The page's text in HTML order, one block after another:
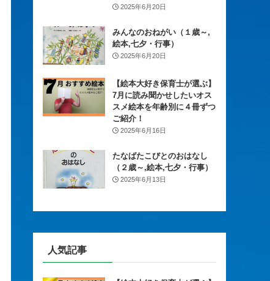
2025年6月20日
みんなのおねがい（１歳～,
絵本,七夕・行事）
2025年6月20日
【絵本大好き保育士が選ぶ】
7月に読み聞かせしたいオス
スメ絵本を年齢別に４冊ずつ
ご紹介！
2025年6月16日
たなばたこびとのおはなし
（２歳～,絵本,七夕・行事）
2025年6月13日
人気記事